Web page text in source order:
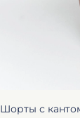
Шорты с